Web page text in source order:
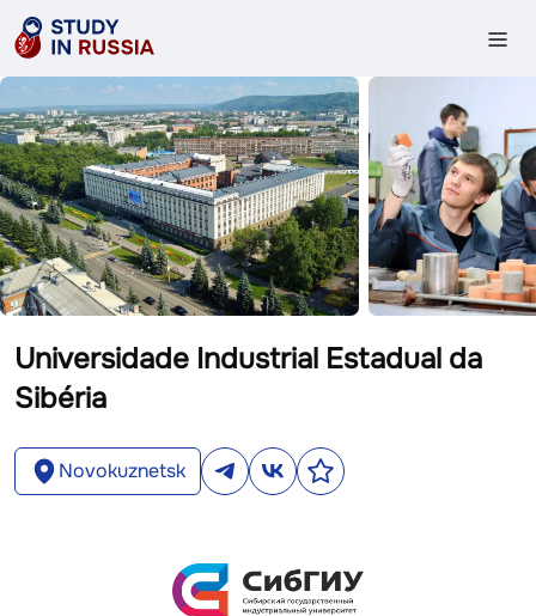
Universidade Industrial Estadual da
Sibéria
Novokuznetsk